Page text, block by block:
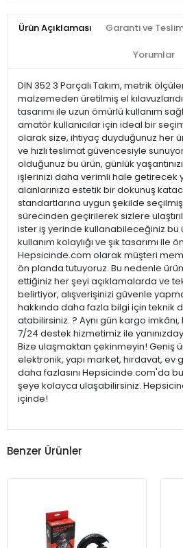
Ürün Açıklaması Garanti ve
Yorumlar
DIN 352 3 Parçalı Takım, metrik
malzemeden üretilmiş el
tasarımı ile uzun ömürlü kullanım
amatör kullanıcılar için ideal bir
olarak size, ihtiyaç duyduğunuz her
ve hızlı teslimat güvencesiyle
olduğunuz bu ürün, günlük
işlerinizi daha verimli hale getirecek
alanlarınıza estetik bir dokunuş
standartlarına uygun şekilde
sürecinden geçirilerek sizlere
ister iş yerinde kullanabileceğiniz bu
kullanım kolaylığı ve şık tasarımı ile
Hepsicinde.com olarak müşteri
ön planda tutuyoruz. Bu nedenle
ettiğiniz her şeyi açıklamalarda ve
belirtiyor, alışverişinizi güvenle
hakkında daha fazla bilgi için teknik
atabilirsiniz. ? Aynı gün kargo
7/24 destek hizmetimiz ile
Bize ulaşmaktan çekinmeyin! Geniş
elektronik, yapı market, hırdavat,
daha fazlasını Hepsicinde.com'da
şeye kolayca ulaşabilirsiniz.
içinde!
Benzer Ürünler